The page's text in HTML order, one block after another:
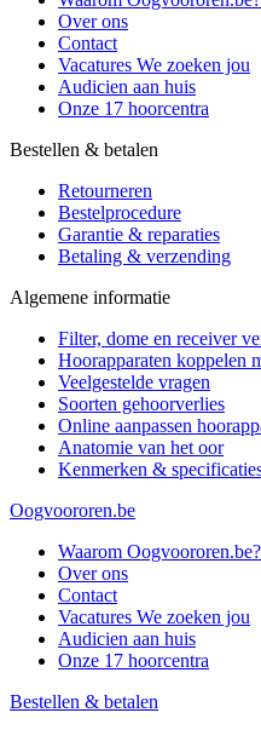
Over ons
Contact
Vacatures We zoeken jou
Audicien aan huis
Onze 17 hoorcentra
Bestellen & betalen
Retourneren
Bestelprocedure
Garantie & reparaties
Betaling & verzending
Algemene informatie
Filter, dome en receiver
Hoorapparaten koppelen
Veelgestelde vragen
Soorten gehoorverlies
Online aanpassen
Anatomie van het oor
Kenmerken &
Oogvoororen.be
Waarom Oogvoororen.be?
Over ons
Contact
Vacatures We zoeken jou
Audicien aan huis
Onze 17 hoorcentra
Bestellen & betalen